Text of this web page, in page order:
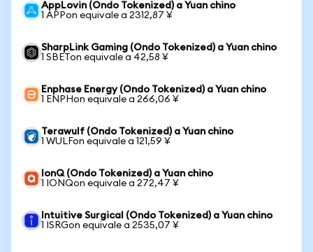
AppLovin (Ondo Tokenized) a Yuan chino
1 APPon equivale a 2312,87 ¥
SharpLink Gaming (Ondo Tokenized) a Yuan chino
1 SBETon equivale a 42,58 ¥
Enphase Energy (Ondo Tokenized) a Yuan chino
1 ENPHon equivale a 266,06 ¥
Terawulf (Ondo Tokenized) a Yuan chino
1 WULFon equivale a 121,59 ¥
IonQ (Ondo Tokenized) a Yuan chino
1 IONQon equivale a 272,47 ¥
Intuitive Surgical (Ondo Tokenized) a Yuan chino
1 ISRGon equivale a 2535,07 ¥